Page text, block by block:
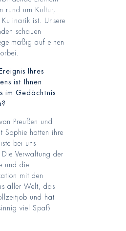
rund um Kultur,
ist. Unsere
schauen
auf einen
Ihres
ist Ihnen
im Gedächtnis
Preußen und
Sophie hatten ihre
bei uns
Verwaltung der
und die
mit den
aller Welt, das
und hat
viel Spaß